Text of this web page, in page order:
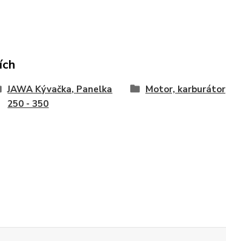
JAWA Kývačka, Panelka
250 - 350
Motor, karburátor